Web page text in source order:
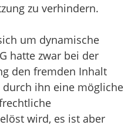
zu verhindern.
um dynamische
hatte zwar bei der
den fremden Inhalt
ihn eine mögliche
wird, es ist aber